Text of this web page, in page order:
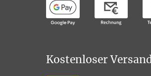
Kostenloser Versand